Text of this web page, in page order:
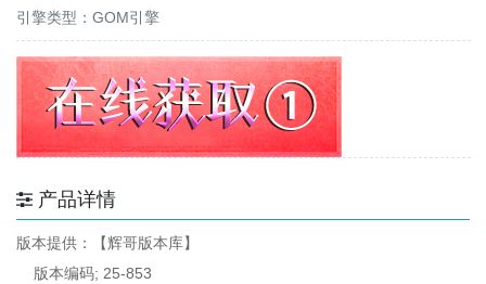
引擎类型：GOM引擎
产品详情
版本提供：【辉哥版本库】
版本编码; 25-853